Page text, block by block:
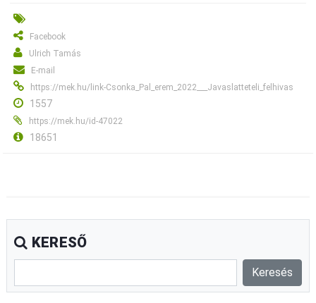
Facebook
Ulrich Tamás
E-mail
https://mek.hu/link-Csonka_Pal_erem_2022___Javaslatteteli_felhivas
1557
https://mek.hu/id-47022
18651
KERESŐ